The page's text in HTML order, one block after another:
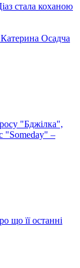
стала коханою
Осадча
"Бджілка",
–